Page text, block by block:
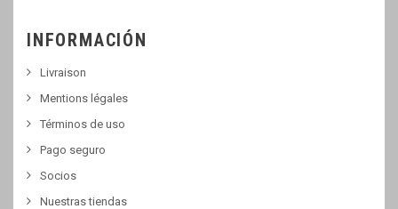
INFORMACIÓN
Livraison
Mentions légales
Términos de uso
Pago seguro
Socios
Nuestras tiendas